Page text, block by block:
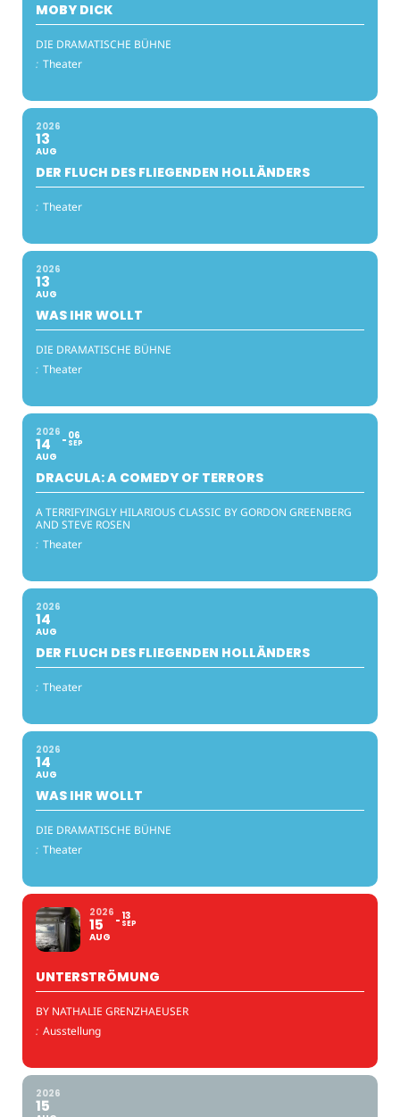
MOBY DICK
DIE DRAMATISCHE BÜHNE
: Theater
2026
13
AUG
DER FLUCH DES FLIEGENDEN HOLLÄNDERS
: Theater
2026
13
AUG
WAS IHR WOLLT
DIE DRAMATISCHE BÜHNE
: Theater
2026
14
AUG
06
SEP
DRACULA: A COMEDY OF TERRORS
A TERRIFYINGLY HILARIOUS CLASSIC BY GORDON GREENBERG
AND STEVE ROSEN
: Theater
2026
14
AUG
DER FLUCH DES FLIEGENDEN HOLLÄNDERS
: Theater
2026
14
AUG
WAS IHR WOLLT
DIE DRAMATISCHE BÜHNE
: Theater
2026
15
AUG
13
SEP
UNTERSTRÖMUNG
BY NATHALIE GRENZHAEUSER
: Ausstellung
2026
15